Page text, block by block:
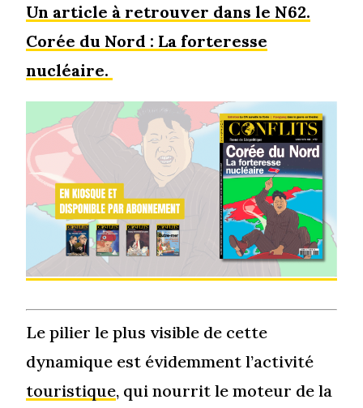
Un article à retrouver dans le N62.
Corée du Nord : La forteresse
nucléaire.
Le pilier le plus visible de cette
dynamique est évidemment l’activité
touristique, qui nourrit le moteur de la